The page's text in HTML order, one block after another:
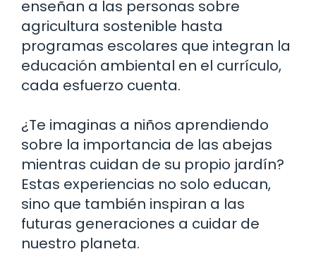
enseñan a las personas sobre
agricultura sostenible hasta
programas escolares que integran la
educación ambiental en el currículo,
cada esfuerzo cuenta.
¿Te imaginas a niños aprendiendo
sobre la importancia de las abejas
mientras cuidan de su propio jardín?
Estas experiencias no solo educan,
sino que también inspiran a las
futuras generaciones a cuidar de
nuestro planeta.